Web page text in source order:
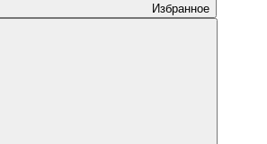
Избранное